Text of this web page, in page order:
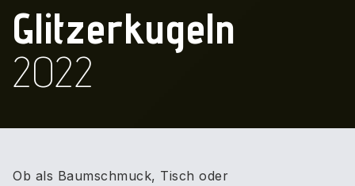
Glitzerkugeln
2022
Ob als Baumschmuck, Tisch­ oder